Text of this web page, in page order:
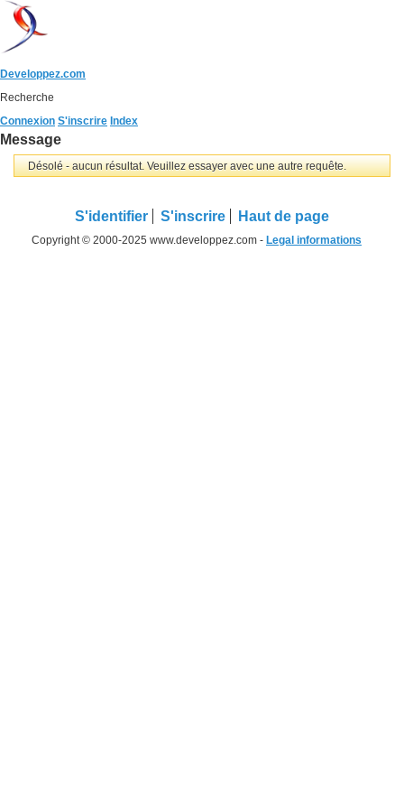
Developpez.com
Recherche
Connexion S'inscrire Index
Message
Désolé - aucun résultat. Veuillez essayer avec une autre requête.
S'identifier S'inscrire Haut de page
Copyright © 2000-2025 www.developpez.com - Legal informations